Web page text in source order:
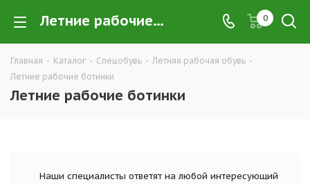
Летние рабочие ботинки купить в Екатеринбурге по низким ценам оптом — интернет-магазин летних рабочих ботинок для работы в розницу | Компания ТД УРАЛСИЗ 0
Главная - Каталог - Спецобувь - Летняя рабочая обувь -
Летние рабочие ботинки
Летние рабочие ботинки
Наши специалисты ответят на любой интересующий